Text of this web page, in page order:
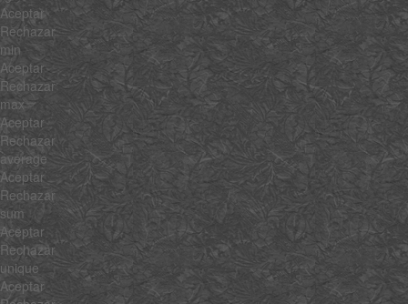
Aceptar
Rechazar
min
Aceptar
Rechazar
max
Aceptar
Rechazar
average
Aceptar
Rechazar
sum
Aceptar
Rechazar
unique
Aceptar